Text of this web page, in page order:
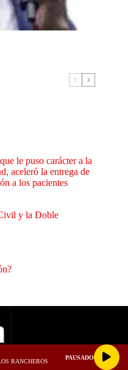
le puso carácter a la
aceleró la entrega de
a los pacientes
y la Doble
RANCHEROS
PAUSADO